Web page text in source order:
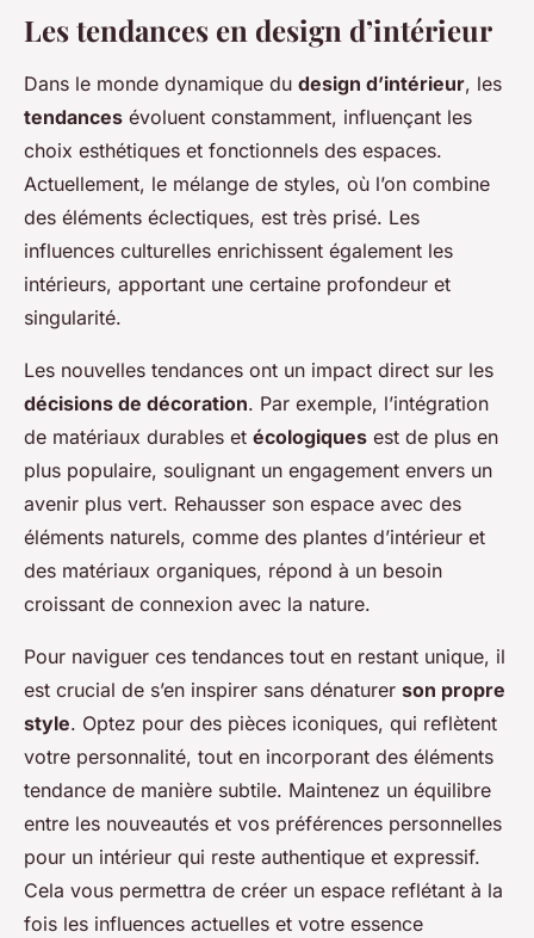
Les tendances en design d’intérieur
Dans le monde dynamique du design d’intérieur, les
tendances évoluent constamment, influençant les
choix esthétiques et fonctionnels des espaces.
Actuellement, le mélange de styles, où l’on combine
des éléments éclectiques, est très prisé. Les
influences culturelles enrichissent également les
intérieurs, apportant une certaine profondeur et
singularité.
Les nouvelles tendances ont un impact direct sur les
décisions de décoration. Par exemple, l’intégration
de matériaux durables et écologiques est de plus en
plus populaire, soulignant un engagement envers un
avenir plus vert. Rehausser son espace avec des
éléments naturels, comme des plantes d’intérieur et
des matériaux organiques, répond à un besoin
croissant de connexion avec la nature.
Pour naviguer ces tendances tout en restant unique, il
est crucial de s’en inspirer sans dénaturer son propre
style. Optez pour des pièces iconiques, qui reflètent
votre personnalité, tout en incorporant des éléments
tendance de manière subtile. Maintenez un équilibre
entre les nouveautés et vos préférences personnelles
pour un intérieur qui reste authentique et expressif.
Cela vous permettra de créer un espace reflétant à la
fois les influences actuelles et votre essence